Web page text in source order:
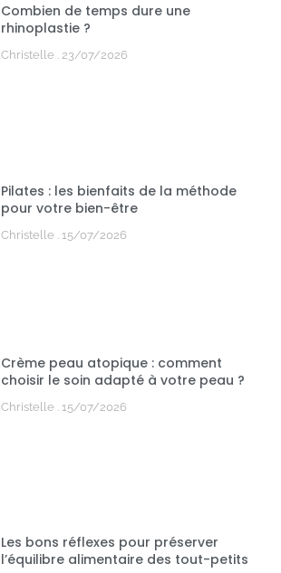
Combien de temps dure une
rhinoplastie ?
Christelle 23/07/2026
Pilates : les bienfaits de la méthode
pour votre bien-être
Christelle 15/07/2026
Crème peau atopique : comment
choisir le soin adapté à votre peau ?
Christelle 15/07/2026
Les bons réflexes pour préserver
l’équilibre alimentaire des tout-petits